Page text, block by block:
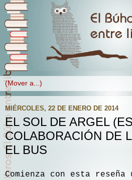
MIÉRCOLES, 22 DE ENERO DE 2014
EL SOL DE ARGEL
COLABORACIÓN DE
EL BUS
Comienza con esta reseña